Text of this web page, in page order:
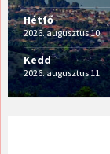
Hétfő
2026. augusztus 10.
Kedd
2026. augusztus 11.